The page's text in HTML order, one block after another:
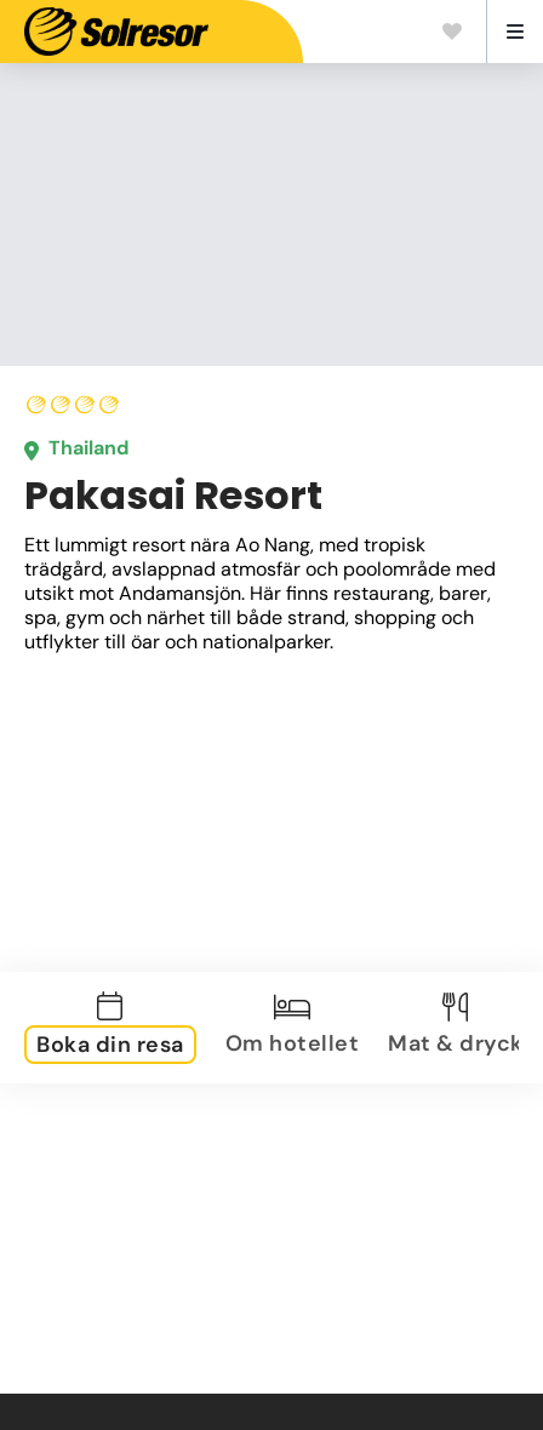
Thailand
Pakasai Resort
Ett lummigt resort nära Ao Nang, med tropisk
trädgård, avslappnad atmosfär och poolområde med
utsikt mot Andamansjön. Här finns restaurang, barer,
spa, gym och närhet till både strand, shopping och
utflykter till öar och nationalparker.
Boka din resa Om hotellet Mat & dryck